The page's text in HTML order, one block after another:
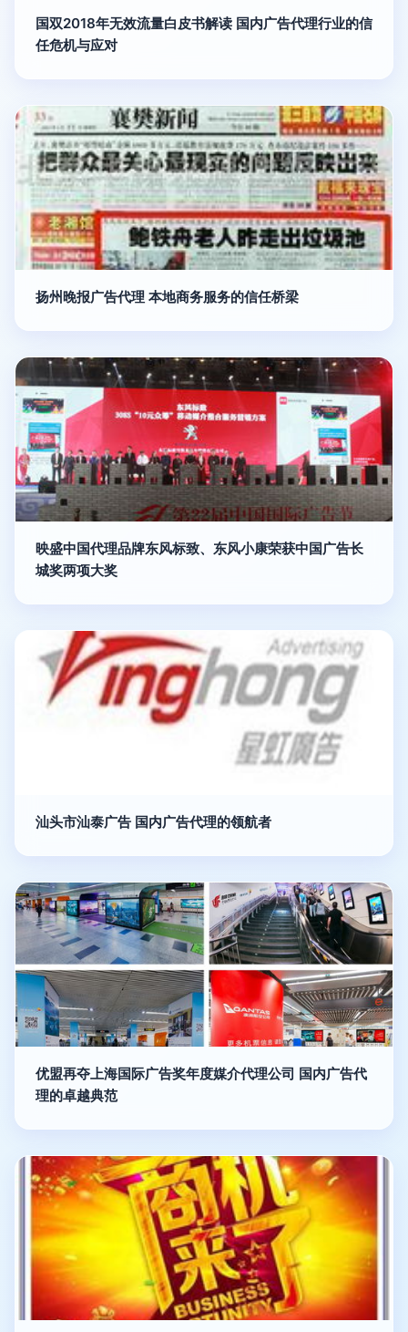
国双2018年无效流量白皮书解读 国内广告代理行业的信
任危机与应对
扬州晚报广告代理 本地商务服务的信任桥梁
映盛中国代理品牌东风标致、东风小康荣获中国广告长
城奖两项大奖
汕头市汕泰广告 国内广告代理的领航者
优盟再夺上海国际广告奖年度媒介代理公司 国内广告代
理的卓越典范